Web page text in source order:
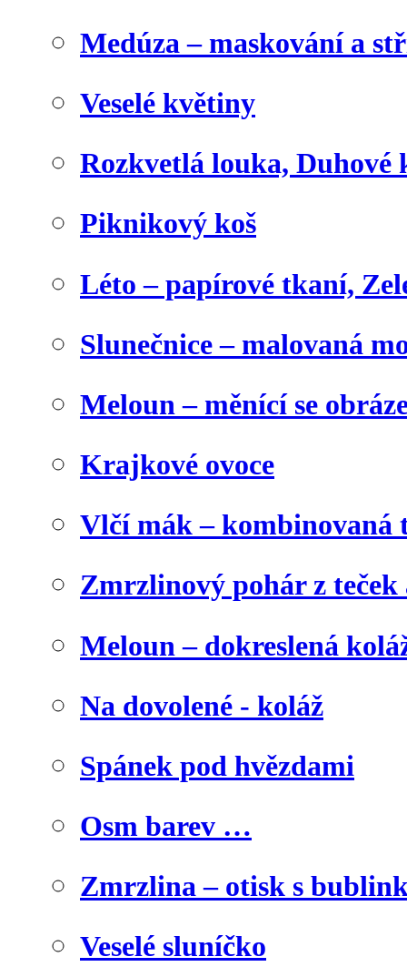
Medúza – maskování a
Veselé květiny
Rozkvetlá louka, Duhové
Piknikový koš
Léto – papírové tkaní,
Slunečnice – malovaná
Meloun – měnící se
Krajkové ovoce
Vlčí mák – kombinovaná
Zmrzlinový pohár z
Meloun – dokreslená
Na dovolené - koláž
Spánek pod hvězdami
Osm barev …
Zmrzlina – otisk s
Veselé sluníčko